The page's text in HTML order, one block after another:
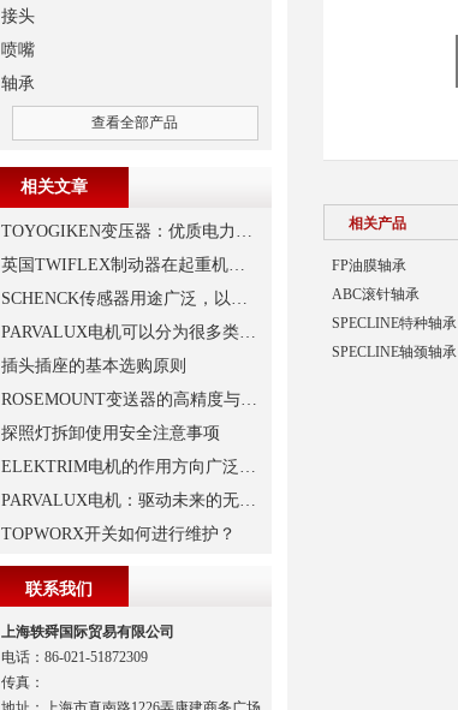
相关产品
FP油膜轴承
ABC滚针轴承
SPECLINE特种轴承
SPECLINE轴颈轴承
接头
喷嘴
轴承
查看全部产品
相关文章
TOYOGIKEN变压器：优质电力转换与可靠性的解决方案“
英国TWIFLEX制动器在起重机作业中出现常见故障的原因
SCHENCK传感器用途广泛，以下是一些常见的应用领域
PARVALUX电机可以分为很多类，常见的有哪两种，它们的区别是什么？
插头插座的基本选购原则
ROSEMOUNT变送器的高精度与高可靠性设计揭秘
探照灯拆卸使用安全注意事项
ELEKTRIM电机的作用方向广泛且多元化
PARVALUX电机：驱动未来的无限可能
TOPWORX开关如何进行维护？
联系我们
上海轶舜国际贸易有限公司
电话：86-021-51872309
传真：